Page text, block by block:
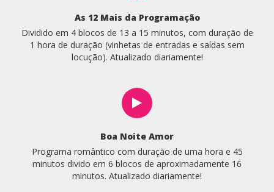
As 12 Mais da Programação
Dividido em 4 blocos de 13 a 15 minutos, com duração de
1 hora de duração (vinhetas de entradas e saídas sem
locução). Atualizado diariamente!
Boa Noite Amor
Programa romântico com duração de uma hora e 45
minutos divido em 6 blocos de aproximadamente 16
minutos. Atualizado diariamente!